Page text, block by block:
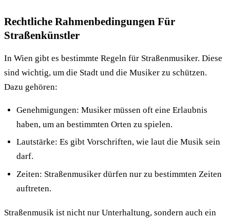
Rechtliche Rahmenbedingungen Für
Straßenkünstler
In Wien gibt es bestimmte Regeln für Straßenmusiker. Diese
sind wichtig, um die Stadt und die Musiker zu schützen.
Dazu gehören:
Genehmigungen: Musiker müssen oft eine Erlaubnis
haben, um an bestimmten Orten zu spielen.
Lautstärke: Es gibt Vorschriften, wie laut die Musik sein
darf.
Zeiten: Straßenmusiker dürfen nur zu bestimmten Zeiten
auftreten.
Straßenmusik ist nicht nur Unterhaltung, sondern auch ein